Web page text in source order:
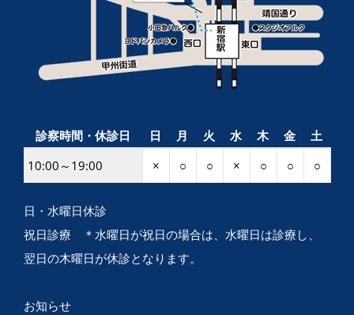
診察時間・休診日 日 月 火 水 木 金 土
10:00～19:00 × ○ ○ × ○ ○ ○
日・水曜日休診
祝日診療 ＊水曜日が祝日の場合は、水曜日は診療し、
翌日の木曜日が休診となります。
お知らせ